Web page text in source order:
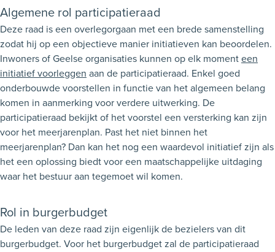
Algemene rol participatieraad
Deze raad is een overlegorgaan met een brede samenstelling
zodat hij op een objectieve manier initiatieven kan beoordelen.
Inwoners of Geelse organisaties kunnen op elk moment een
initiatief voorleggen aan de participatieraad. Enkel goed
onderbouwde voorstellen in functie van het algemeen belang
komen in aanmerking voor verdere uitwerking. De
participatieraad bekijkt of het voorstel een versterking kan zijn
voor het meerjarenplan. Past het niet binnen het
meerjarenplan? Dan kan het nog een waardevol initiatief zijn als
het een oplossing biedt voor een maatschappelijke uitdaging
waar het bestuur aan tegemoet wil komen.
Rol in burgerbudget
De leden van deze raad zijn eigenlijk de bezielers van dit
burgerbudget. Voor het burgerbudget zal de participatieraad